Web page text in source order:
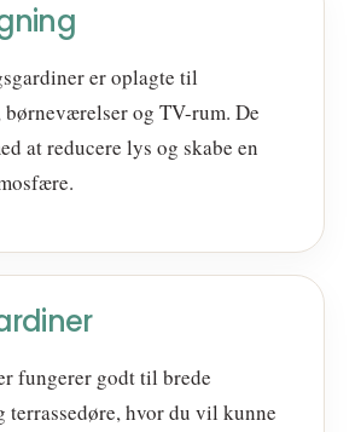
er oplagte til
børneværelser og TV-rum. De
at reducere lys og skabe en
fungerer godt til brede
terrassedøre, hvor du vil kunne